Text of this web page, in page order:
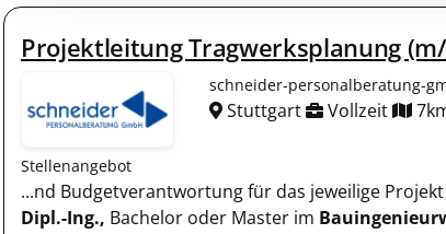
Projektleitung Tragwerksplanung
schneider-personalberatung-
Stuttgart Vollzeit
Stellenangebot
...nd Budgetverantwortung für das jeweilige
Dipl.-Ing., Bachelor oder Master im